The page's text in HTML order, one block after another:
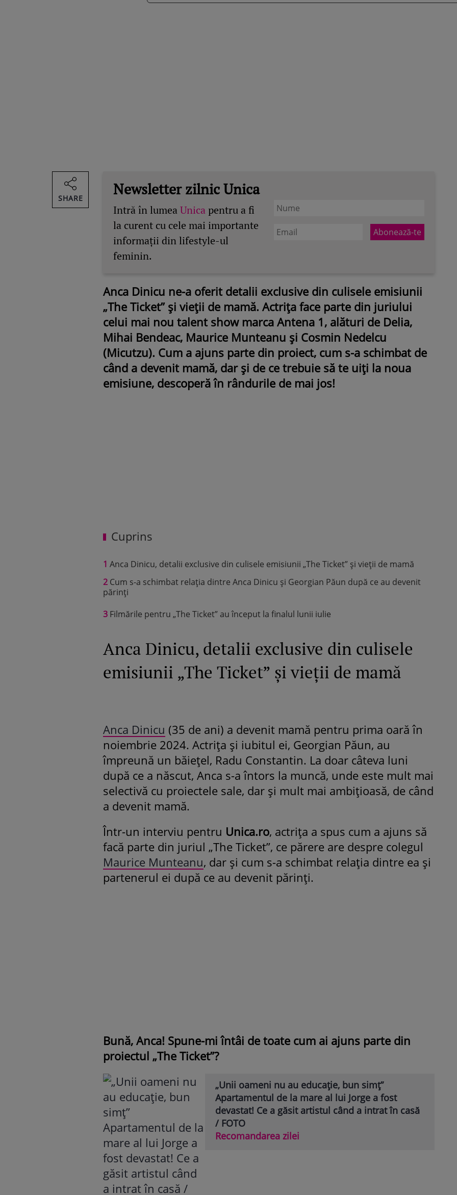
Newsletter zilnic Unica
Intră în lumeaUnica pentru a fi
la curent cu cele mai importante
informații din lifestyle-ul
feminin.
Anca Dinicu ne-a oferit detalii exclusive din culisele emisiunii
„The Ticket” și vieții de mamă. Actrița face parte din juriului
celui mai nou talent show marca Antena 1, alături de Delia,
Mihai Bendeac, Maurice Munteanu și Cosmin Nedelcu
(Micutzu). Cum a ajuns parte din proiect, cum s-a schimbat de
când a devenit mamă, dar și de ce trebuie să te uiți la noua
emisiune, descoperă în rândurile de mai jos!
Cuprins
1 Anca Dinicu, detalii exclusive din culisele emisiunii „The Ticket” și vieții de mamă
2 Cum s-a schimbat relația dintre Anca Dinicu și Georgian Păun după ce au devenit
părinți
3 Filmările pentru „The Ticket” au început la finalul lunii iulie
Anca Dinicu, detalii exclusive din culisele
emisiunii „The Ticket” și vieții de mamă
Anca Dinicu (35 de ani) a devenit mamă pentru prima oară în
noiembrie 2024. Actrița și iubitul ei, Georgian Păun, au
împreună un băiețel, Radu Constantin. La doar câteva luni
după ce a născut, Anca s-a întors la muncă, unde este mult mai
selectivă cu proiectele sale, dar și mult mai ambițioasă, de când
a devenit mamă.
Într-un interviu pentru Unica.ro, actrița a spus cum a ajuns să
facă parte din juriul „The Ticket”, ce părere are despre colegul
Maurice Munteanu, dar și cum s-a schimbat relația dintre ea și
partenerul ei după ce au devenit părinți.
Bună, Anca! Spune-mi întâi de toate cum ai ajuns parte din
proiectul „The Ticket”?
„Unii oameni nu au educație, bun simț”
Apartamentul de la mare al lui Jorge a fost
devastat! Ce a găsit artistul când a intrat în casă
/ FOTO
Recomandarea zilei
SHARE
ROMÂNEŞTI VEDETE
Fiica Iuliei Albu și a lui Mihai
strălucit la banchet. Mikaela a